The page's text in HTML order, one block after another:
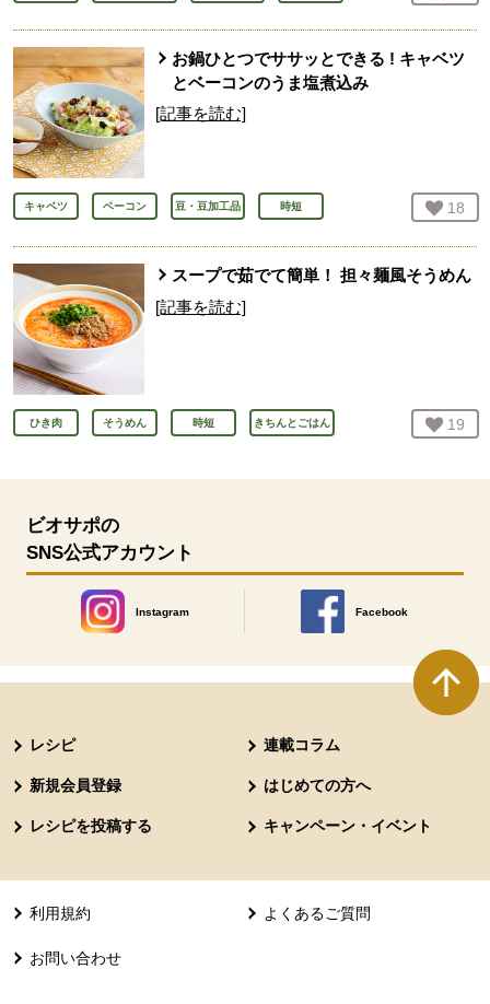
お鍋ひとつでササッとできる ! キャベツ
とベーコンのうま塩煮込み
[記事を読む]
キャベツ ベーコン 豆・豆加工品 時短 お気
18
スープで茹でて簡単！ 担々麺風そうめん
[記事を読む]
ひき肉 そうめん 時短 きちんとごはん お気
19
ビオサポの
SNS公式アカウント
Instagram
別のウィンドウで開きます。
Facebook
別のウィンドウで開きます
レシピ 連載コラム
新規会員登録 はじめての方へ
レシピを投稿する キャンペーン・イベント
利用規約 よくあるご質問
お問い合わせ